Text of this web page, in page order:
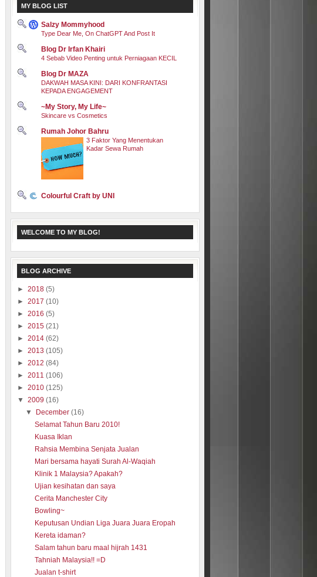
MY BLOG LIST
Salzy Mommyhood
Type Dear Me, On ChatGPT And Post It
Blog Dr Irfan Khairi
4 Sebab Video Penting untuk Perniagaan KECIL
Blog Dr MAZA
DAKWAH MASA KINI: DARI KONFRANTASI
KEPADA ENGAGEMENT
~My Story, My Life~
Skincare vs Cosmetics
Rumah Johor Bahru
3 Faktor Yang Menentukan
Kadar Sewa Rumah
Colourful Craft by UNI
WELCOME TO MY BLOG!
BLOG ARCHIVE
► 2018 (5)
► 2017 (10)
► 2016 (5)
► 2015 (21)
► 2014 (62)
► 2013 (105)
► 2012 (84)
► 2011 (106)
► 2010 (125)
▼ 2009 (16)
▼ December(16)
Selamat Tahun Baru 2010!
Kuasa Iklan
Rahsia Membina Senjata Jualan
Mari bersama hayati Surah Al-Waqiah
Klinik 1 Malaysia? Apakah?
Ujian kesihatan dan saya
Cerita Manchester City
Bowling~
Keputusan Undian Liga Juara Juara Eropah
Kereta idaman?
Salam tahun baru maal hijrah 1431
Tahniah Malaysia!! =D
Jualan t-shirt